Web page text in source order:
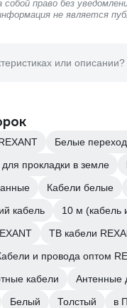
право без
не является
или описании?
Белые
прокладки в земле
Кабели белые
кабель
10 м (кабель
ТВ кабели
и провода оптом
кабели Антенные
Белый Толстый в